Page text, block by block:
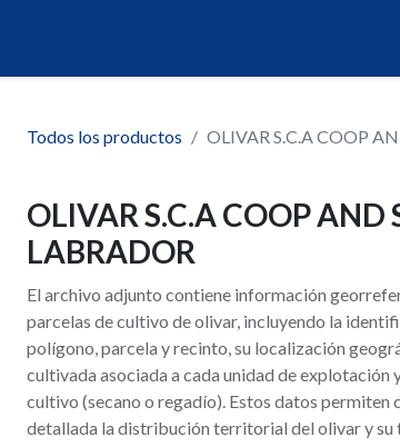
Todos los productos OLIVAR S.C.A COOP
OLIVAR S.C.A COOP AND
LABRADOR
El archivo adjunto contiene información
parcelas de cultivo de olivar, incluyendo la
polígono, parcela y recinto, su localización
cultivada asociada a cada unidad de explotación
cultivo (secano o regadío). Estos datos permiten
detallada la distribución territorial del olivar y